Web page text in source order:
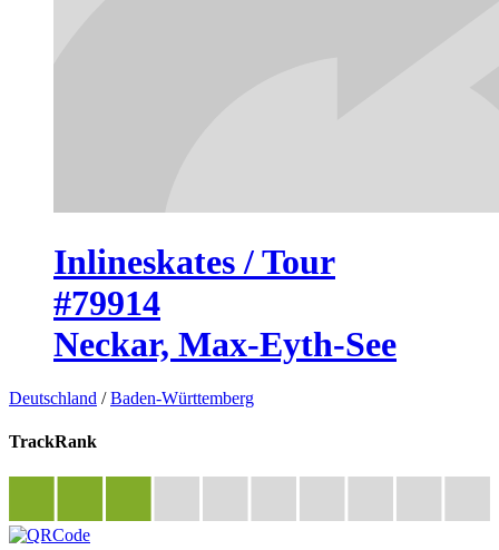
Inlineskates / Tour
#79914
Neckar, Max-Eyth-See
Deutschland /Baden-Württemberg
TrackRank